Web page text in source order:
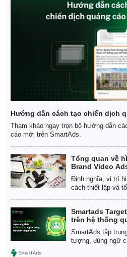
Sức khỏe
Dinh dưỡng - món ngon
Cây thuốc
Sản phụ khoa
Nhi khoa
Nam khoa
Làm đẹp - giảm cân
Phòng mạch online
Ăn sạch sống khỏe
Hướng dẫn cách tạo chiến dịch
Tham khảo ngay trọn bộ hướng dẫn
cáo mới trên SmartAds.
Tổng quan về
Brand Video
Định nghĩa, vị trí
cách thiết lập và
Smartads
trên hệ thống
SmartAds tập
tượng, đúng ngữ